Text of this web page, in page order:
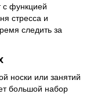
функцией
стресса и
следить за
носки или занятий
большой набор